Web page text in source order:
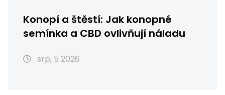
Konopí a štěstí: Jak konopné
semínka a CBD ovlivňují náladu
srp, 5 2026